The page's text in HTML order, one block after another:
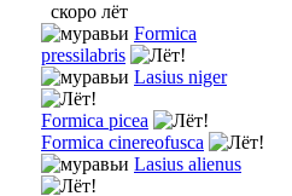
скоро лёт
Formica
pressilabris
Lasius niger
Formica picea
Formica cinereofusca
Lasius alienus